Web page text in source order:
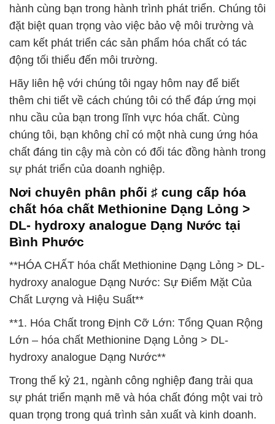
hành cùng bạn trong hành trình phát triển. Chúng tôi
đặt biệt quan trọng vào việc bảo vệ môi trường và
cam kết phát triển các sản phẩm hóa chất có tác
động tối thiểu đến môi trường.
Hãy liên hệ với chúng tôi ngay hôm nay để biết
thêm chi tiết về cách chúng tôi có thể đáp ứng mọi
nhu cầu của bạn trong lĩnh vực hóa chất. Cùng
chúng tôi, bạn không chỉ có một nhà cung ứng hóa
chất đáng tin cậy mà còn có đối tác đồng hành trong
sự phát triển của doanh nghiệp.
Nơi chuyên phân phối ♯ cung cấp hóa
chất hóa chất Methionine Dạng Lỏng >
DL- hydroxy analogue Dạng Nước tại
Bình Phước
**HÓA CHẤT hóa chất Methionine Dạng Lỏng > DL-
hydroxy analogue Dạng Nước: Sự Điểm Mặt Của
Chất Lượng và Hiệu Suất**
**1. Hóa Chất trong Định Cỡ Lớn: Tổng Quan Rộng
Lớn – hóa chất Methionine Dạng Lỏng > DL-
hydroxy analogue Dạng Nước**
Trong thế kỷ 21, ngành công nghiệp đang trải qua
sự phát triển mạnh mẽ và hóa chất đóng một vai trò
quan trọng trong quá trình sản xuất và kinh doanh.